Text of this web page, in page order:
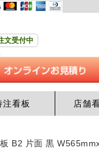
文受付中
注看板 店舗
板 B2 片面 黒